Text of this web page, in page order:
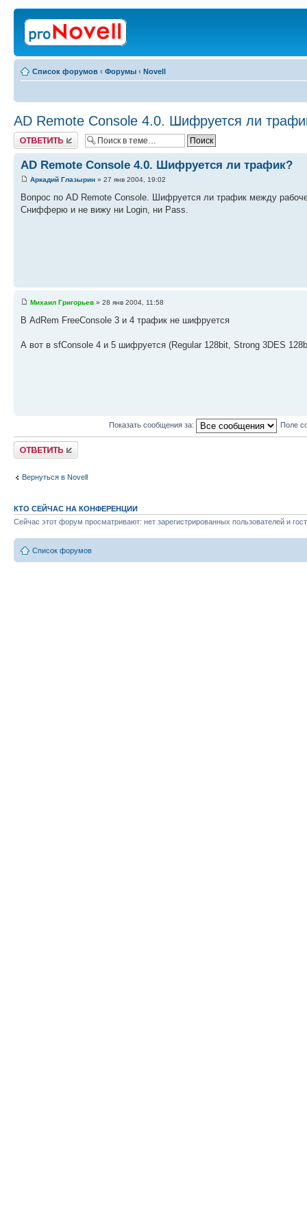
Список форумов ‹ Форумы ‹ Novell
AD Remote Console 4.0. Шифруется ли
Ответить
AD Remote Console 4.0. Шифруется ли трафик?
Аркадий Глазырин » 27 янв 2004, 19:02
Вопрос по AD Remote Console. Шифруется ли трафик между
Снифферю и не вижу ни Login, ни Pass.
Михаил Григорьев » 28 янв 2004, 11:58
В AdRem FreeConsole 3 и 4 трафик не шифруется
А вот в sfConsole 4 и 5 шифруется (Regular 128bit, Strong 3DES
Показать сообщения за: Поле
Ответить
Вернуться в Novell
КТО СЕЙЧАС НА КОНФЕРЕНЦИИ
Сейчас этот форум просматривают: нет зарегистрированных пользователей и
Список форумов